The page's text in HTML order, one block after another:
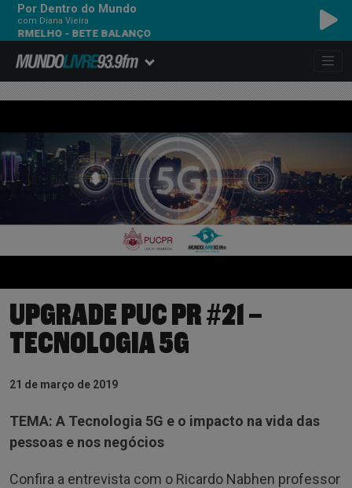
Por Dentro do Mundo
com Diana Vieira
- BETE BALANÇO
UPGRADE PUC PR #21 –
TECNOLOGIA 5G
21 de março de 2019
TEMA: A Tecnologia 5G e o impacto na vida das
pessoas e nos negócios
Confira a entrevista com o Ricardo Nabhen professor